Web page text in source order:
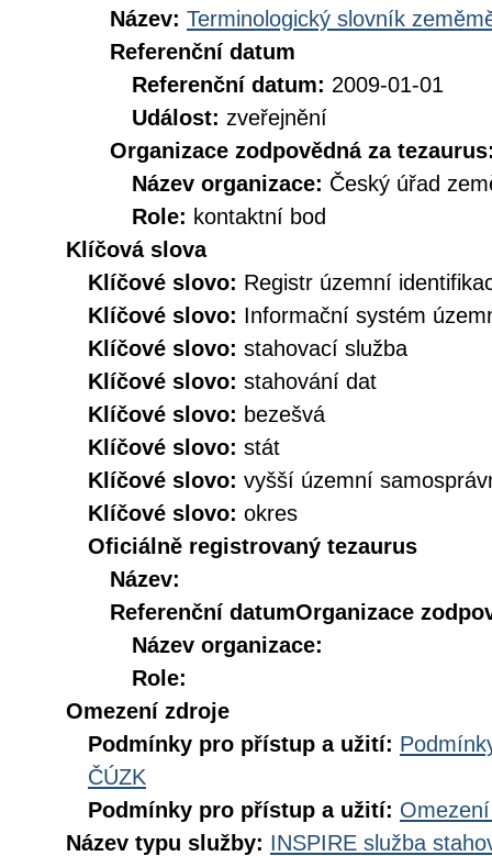
Název: Terminologický slovník
Referenční datum
Referenční datum: 2009-01-01
Událost: zveřejnění
Organizace zodpovědná za
Název organizace: Český úřad
Role: kontaktní bod
Klíčová slova
Klíčové slovo: Registr územní
Klíčové slovo: Informační systém
Klíčové slovo: stahovací služba
Klíčové slovo: stahování dat
Klíčové slovo: bezešvá
Klíčové slovo: stát
Klíčové slovo: vyšší územní
Klíčové slovo: okres
Oficiálně registrovaný tezaurus
Název:
Referenční datumOrganizace
Název organizace:
Role:
Omezení zdroje
Podmínky pro přístup a užití:
ČÚZK
Podmínky pro přístup a užití:
Název typu služby: INSPIRE služba